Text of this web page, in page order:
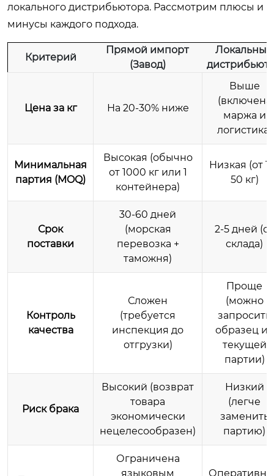
локального дистрибьютора. Рассмотрим плюсы и
минусы каждого подхода.
Критерий
Прямой импорт
(Завод)
Локальный
Цена за кг На 20-30% ниже
Выше
(включена
маржа и
логистика)
Минимальная
партия (MOQ)
Высокая (обычно
от 1000 кг или 1
контейнера)
Низкая (от
50 кг)
Срок
поставки
30-60 дней
(морская
перевозка +
таможня)
2-5 дней (со
склада)
Контроль
качества
Сложен
(требуется
инспекция до
отгрузки)
Проще
(можно
запросить
образец из
текущей
партии)
Риск брака
Высокий (возврат
товара
экономически
нецелесообразен)
Низкий
(легче
заменить
партию)
Ограничена
языковым